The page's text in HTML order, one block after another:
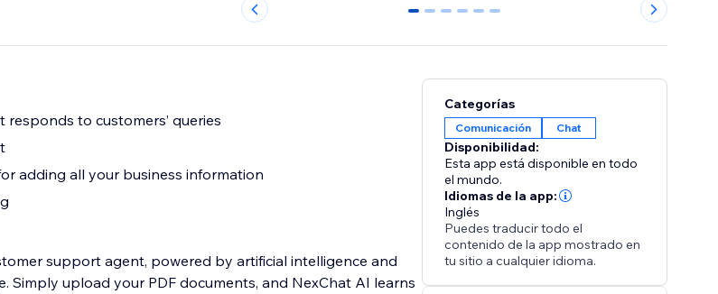
0 1 2 3 4 5
to customers’ queries
adding all your business information
support agent, powered by artificial intelligence and
Simply upload your PDF documents, and NexChat AI learns
Categorías
Comunicación Chat
Disponibilidad:
Esta app está disponible en todo
el mundo.
Idiomas de la app:
Inglés
Puedes traducir todo el
contenido de la app mostrado en
tu sitio a cualquier idioma.